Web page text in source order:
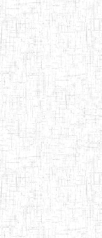
2012 ENIEG
2014 ENIEG
2014 ENIET
2013 ENIET